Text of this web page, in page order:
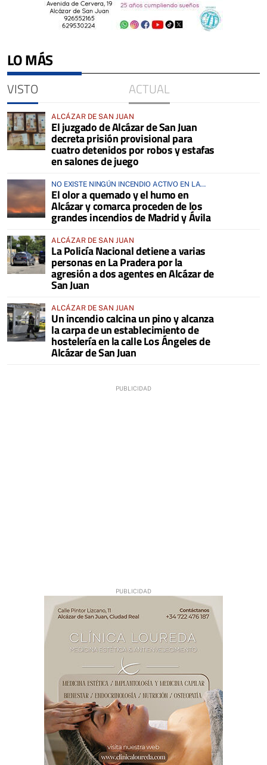
LO MÁS
VISTO ACTUAL
ALCÁZAR DE SAN JUAN
El juzgado de Alcázar de San Juan
decreta prisión provisional para
cuatro detenidos por robos y estafas
en salones de juego
NO EXISTE NINGÚN INCENDIO ACTIVO EN LA
COMARCA
El olor a quemado y el humo en
Alcázar y comarca proceden de los
grandes incendios de Madrid y Ávila
ALCÁZAR DE SAN JUAN
La Policía Nacional detiene a varias
personas en La Pradera por la
agresión a dos agentes en Alcázar de
San Juan
ALCÁZAR DE SAN JUAN
Un incendio calcina un pino y alcanza
la carpa de un establecimiento de
hostelería en la calle Los Ángeles de
Alcázar de San Juan